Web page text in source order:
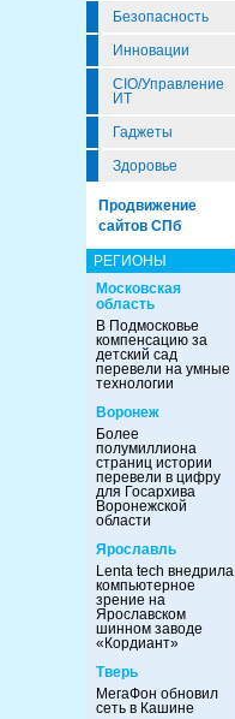
Безопасность
Инновации
CIO/Управление
ИТ
Гаджеты
Здоровье
Продвижение
сайтов СПб
РЕГИОНЫ
Московская
область
В Подмосковье
компенсацию за
детский сад
перевели на умные
технологии
Воронеж
Более
полумиллиона
страниц истории
перевели в цифру
для Госархива
Воронежской
области
Ярославль
Lenta tech внедрила
компьютерное
зрение на
Ярославском
шинном заводе
«Кордиант»
Тверь
МегаФон обновил
сеть в Кашине